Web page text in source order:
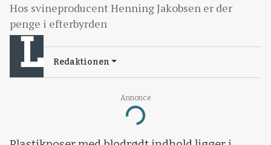
Annonce
Loading...
Hos svineproducent Henning Jakobsen er der
penge i efterbyrden
Redaktionen